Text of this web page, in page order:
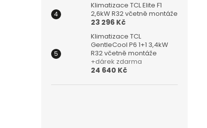
Klimatizace TCL Elite F1
2,6kW R32 včetně montáže
23 296 Kč
Klimatizace TCL
GentleCool P6 1+1 3,4kW
R32 včetně montáže
+dárek zdarma
24 640 Kč